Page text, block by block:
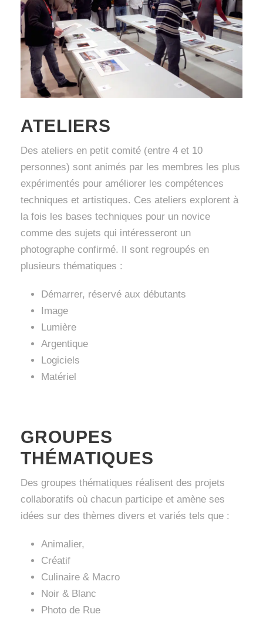
ATELIERS
Des ateliers en petit comité (entre 4 et 10
personnes) sont animés par les membres les plus
expérimentés pour améliorer les compétences
techniques et artistiques. Ces ateliers explorent à
la fois les bases techniques pour un novice
comme des sujets qui intéresseront un
photographe confirmé. Il sont regroupés en
plusieurs thématiques :
Démarrer, réservé aux débutants
Image
Lumière
Argentique
Logiciels
Matériel
GROUPES
THÉMATIQUES
Des groupes thématiques réalisent des projets
collaboratifs où chacun participe et amène ses
idées sur des thèmes divers et variés tels que :
Animalier,
Créatif
Culinaire & Macro
Noir & Blanc
Photo de Rue